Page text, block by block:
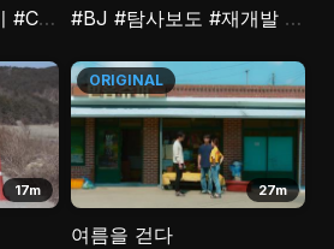
#CCTV
#BJ #탐사보도 #재개발 #실종
17m 27m
ORIGINAL
여름을 걷다